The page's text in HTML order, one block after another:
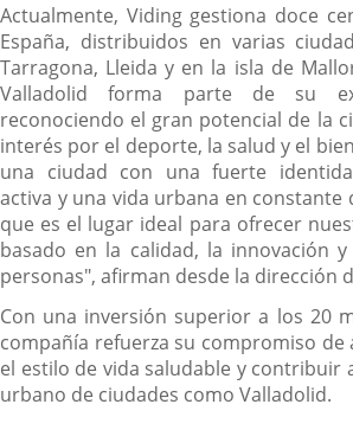
Actualmente, Viding gestiona doce
España, distribuidos en varias
Tarragona, Lleida y en la isla de
Valladolid forma parte de su
reconociendo el gran potencial de la
interés por el deporte, la salud y el
una ciudad con una fuerte
activa y una vida urbana en constante
que es el lugar ideal para ofrecer
basado en la calidad, la innovación
personas", afirman desde la dirección
Con una inversión superior a los 20
compañía refuerza su compromiso de
el estilo de vida saludable y contribuir
urbano de ciudades como Valladolid.